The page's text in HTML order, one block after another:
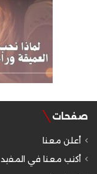
صفحات
أعلن معنا
أكتب معنا في المفيد